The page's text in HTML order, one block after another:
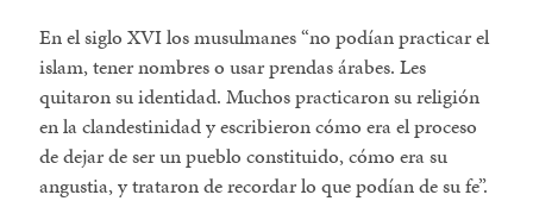
En el siglo XVI los musulmanes no podían practicar el
islam, tener nombres o usar prendas árabes. Les
quitaron su identidad. Muchos practicaron su religión
en la clandestinidad y escribieron cómo era el proceso
de dejar de ser un pueblo constituido, cómo era su
angustia, y trataron de recordar lo que podían de su fe.